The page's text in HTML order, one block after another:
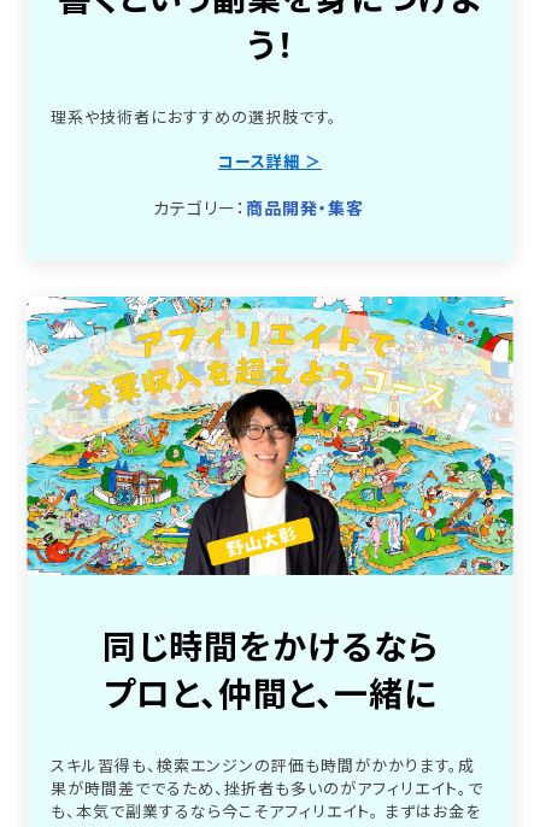
う！
理系や技術者におすすめの選択肢です。
コース詳細 ＞
カテゴリー： 商品開発・集客
同じ時間をかけるなら
プロと、仲間と、一緒に
スキル習得も、検索エンジンの評価も時間がかかります。成
果が時間差ででるため、挫折者も多いのがアフィリエイト。で
も、本気で副業するなら今こそアフィリエイト。 まずはお金を